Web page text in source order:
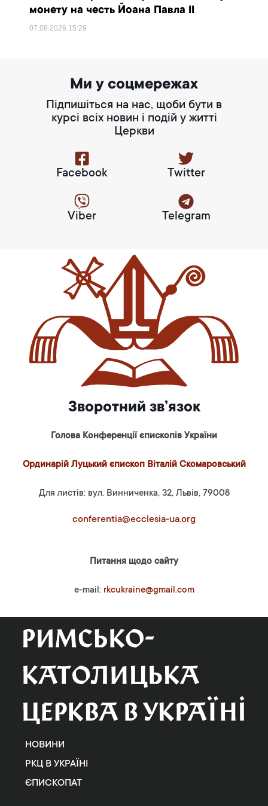
монету на честь Йоана Павла II
07.08.2026 15:29
Ми у соцмережах
Підпишіться на нас, щоби бути в
курсі всіх новин і подій у житті
Церкви
Facebook Twitter
Viber Telegram
Зворотний зв’язок
Голова Конференції єпископів України
Ординарій Луцький єпископ Віталій Скомаровський
Для листів: вул. Винниченка, 32, Львів, 79008
conferentia@ecclesia-ua.org
Питання щодо сайту
e-mail: rkcukraine@gmail.com
НОВИНИ
РКЦ В УКРАЇНІ
ЄПИСКОПАТ